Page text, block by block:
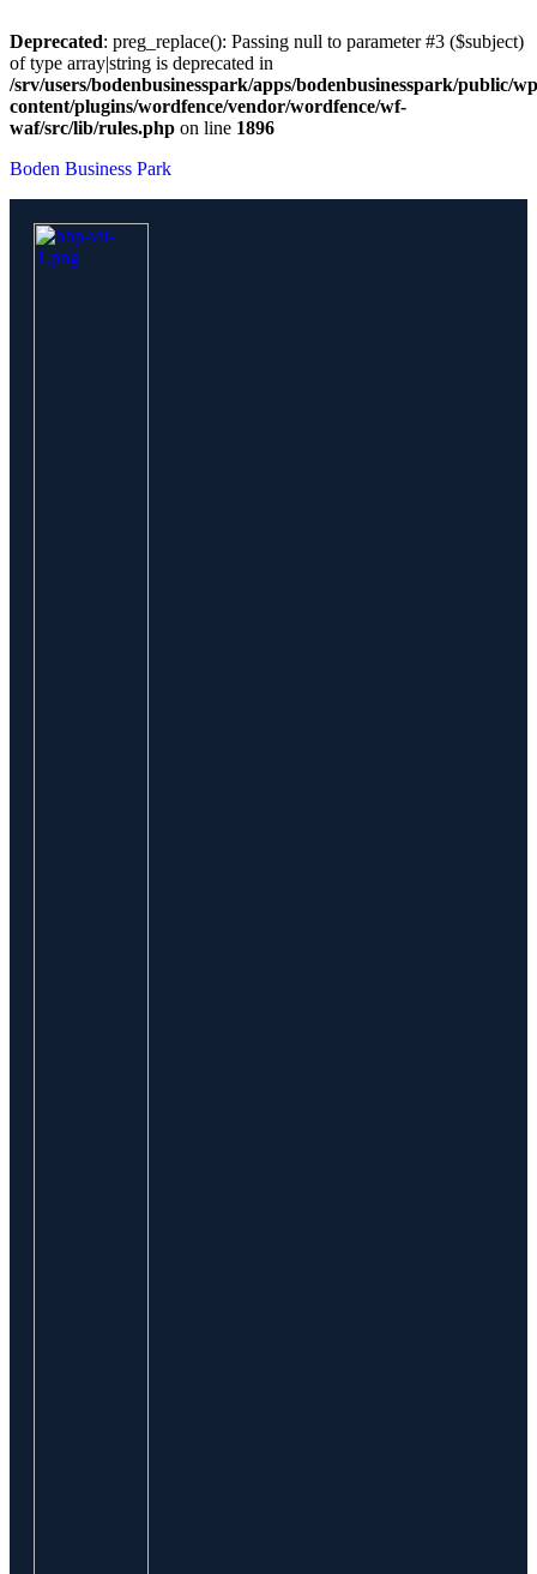
Deprecated: preg_replace(): Passing null to parameter #3 ($subject)
of type array|string is deprecated in
/srv/users/bodenbusinesspark/apps/bodenbusinesspark/public/
content/plugins/wordfence/vendor/wordfence/wf-
waf/src/lib/rules.php on line 1896
Boden Business Park